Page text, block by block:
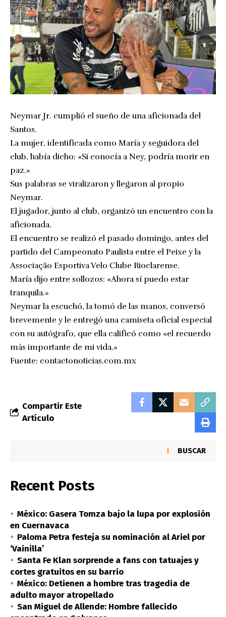
Neymar Jr. cumplió el sueño de una aficionada del
Santos.
La mujer, identificada como María y seguidora del
club, había dicho: «Si conocía a Ney, podría morir en
paz.»
Sus palabras se viralizaron y llegaron al propio
Neymar.
El jugador, junto al club, organizó un encuentro con la
aficionada.
El encuentro se realizó el pasado domingo, antes del
partido del Campeonato Paulista entre el Peixe y la
Associação Esportiva Velo Clube Rioclarense.
María dijo entre sollozos: «Ahora sí puedo estar
tranquila.»
Neymar la escuchó, la tomó de las manos, conversó
brevemente y le entregó una camiseta oficial especial
con su autógrafo, que ella calificó como «el recuerdo
más importante de mi vida.»
Fuente: contactonoticias.com.mx
Compartir Este
Artículo
BUSCAR
Recent Posts
México: Gasera Tomza bajo la lupa por explosión
en Cuernavaca
Paloma Petra festeja su nominación al Ariel por
‘Vainilla’
Santa Fe Klan sorprende a fans con tatuajes y
cortes gratuitos en su barrio
México: Detienen a hombre tras tragedia de
adulto mayor atropellado
San Miguel de Allende: Hombre fallecido